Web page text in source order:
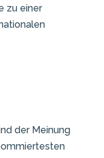
zu einer
der Meinung